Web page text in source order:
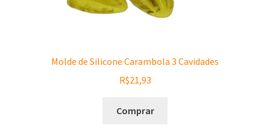
Molde de Silicone Carambola 3 Cavidades
R$21,93
Comprar